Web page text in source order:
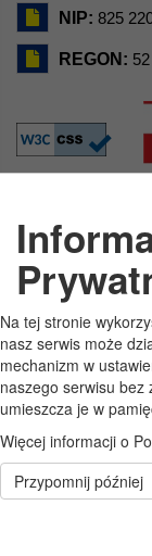
NIP: 825
REGON:
GODZINY
Pon 7:30 -
Wt 7:30 -
Śr 7:30 -
Pt 7:30 -
Na tej stronie
nasz serwis może
mechanizm w
naszego serwisu bez
umieszcza je w
Więcej informacji o
Przypomnij później